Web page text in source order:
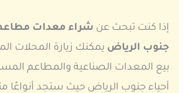
إذا كنت تبحث عن شراء معدات
جنوب الرياض يمكنك زيارة المحلات
بيع المعدات الصناعية والمطاعم
أحياء جنوب الرياض حيث ستجد أنواعًا